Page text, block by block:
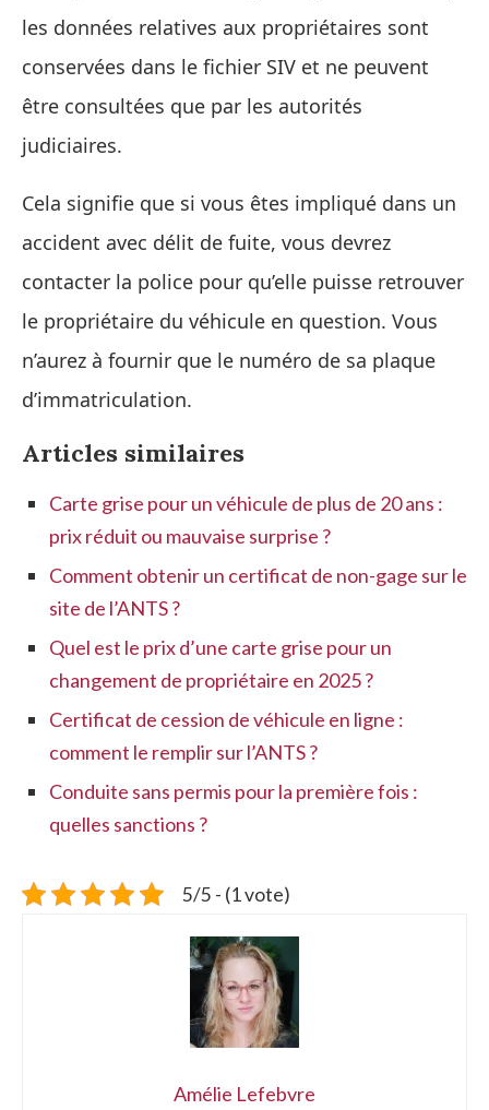
les données relatives aux propriétaires sont
conservées dans le fichier SIV et ne peuvent
être consultées que par les autorités
judiciaires.
Cela signifie que si vous êtes impliqué dans un
accident avec délit de fuite, vous devrez
contacter la police pour qu’elle puisse retrouver
le propriétaire du véhicule en question. Vous
n’aurez à fournir que le numéro de sa plaque
d’immatriculation.
Articles similaires
Carte grise pour un véhicule de plus de 20 ans :
prix réduit ou mauvaise surprise ?
Comment obtenir un certificat de non-gage sur le
site de l’ANTS ?
Quel est le prix d’une carte grise pour un
changement de propriétaire en 2025 ?
Certificat de cession de véhicule en ligne :
comment le remplir sur l’ANTS ?
Conduite sans permis pour la première fois :
quelles sanctions ?
5/5 - (1 vote)
Amélie Lefebvre